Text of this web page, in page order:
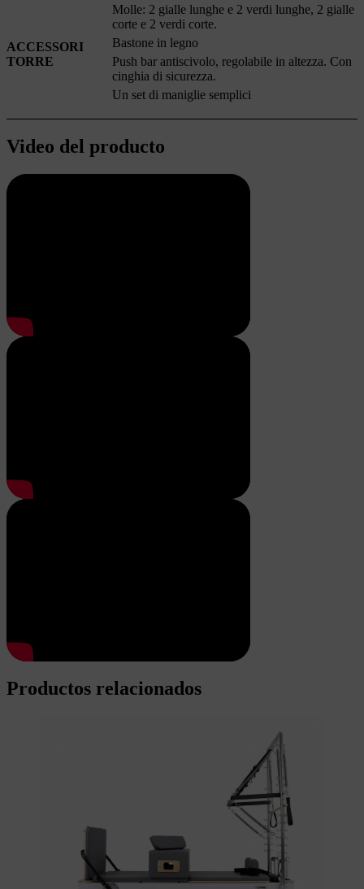
ACCESSORI
TORRE
Molle: 2 gialle lunghe e 2 verdi lunghe, 2 gialle
corte e 2 verdi corte.
Bastone in legno
Push bar antiscivolo, regolabile in altezza. Con
cinghia di sicurezza.
Un set di maniglie semplici
Video del producto
Productos relacionados